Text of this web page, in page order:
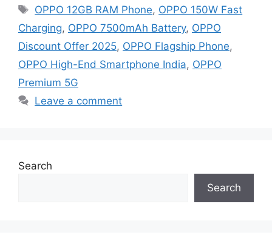
Tags
OPPO 12GB RAM Phone, OPPO 150W Fast
Charging, OPPO 7500mAh Battery, OPPO
Discount Offer 2025, OPPO Flagship Phone,
OPPO High-End Smartphone India, OPPO
Premium 5G
Leave a comment
Search
Search